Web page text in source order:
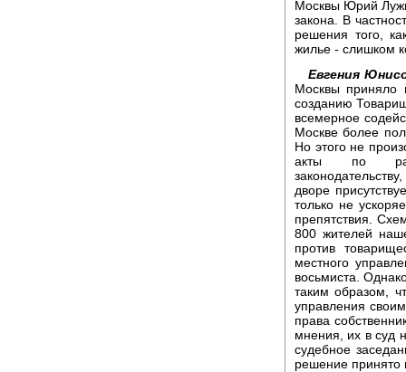
Москвы Юрий
закона. В
решения того,
жилье - слишком
Евгения
Москвы приняло
созданию
всемерное
Москве более
Но этого не
акты по
дворе
только не
препятствия.
800 жителей
против
местного
восьмиста.
таким образом,
управления
права
мнения, их в суд
судебное
решение принято